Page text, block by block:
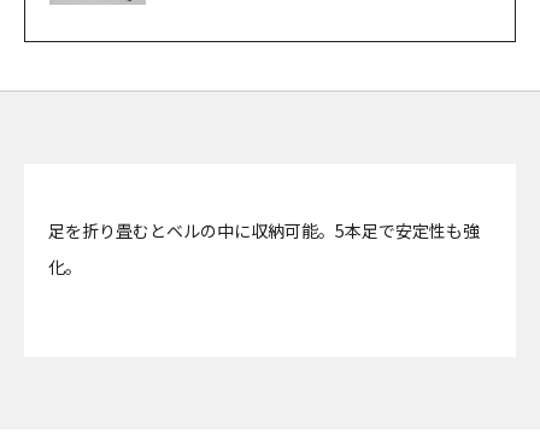
足を折り畳むとベルの中に収納可能。5本足で安定性も強
化。